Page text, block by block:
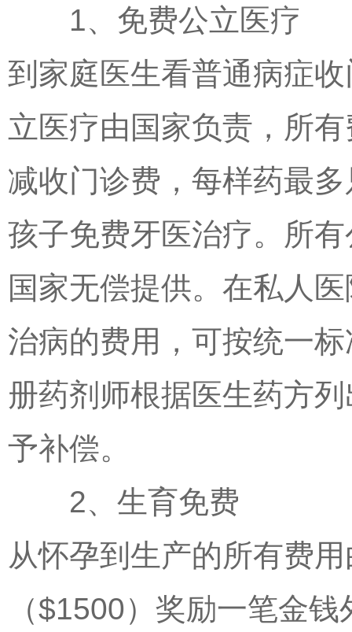
1、免费公立医疗
到家庭医生看普通病症
立医疗由国家负责，所
减收门诊费，每样药最
孩子免费牙医治疗。所
国家无偿提供。在私人
治病的费用，可按统一
册药剂师根据医生药方
予补偿。
2、生育免费
从怀孕到生产的所有费
（$1500）奖励一笔金